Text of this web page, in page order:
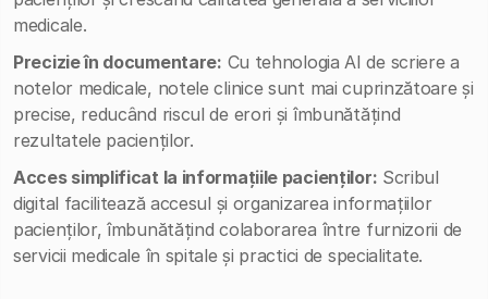
medicale.
Precizie în documentare: Cu tehnologia AI de scriere a
notelor medicale, notele clinice sunt mai cuprinzătoare și
precise, reducând riscul de erori și îmbunătățind
rezultatele pacienților.
Acces simplificat la informațiile pacienților: Scribul
digital facilitează accesul și organizarea informațiilor
pacienților, îmbunătățind colaborarea între furnizorii de
servicii medicale în spitale și practici de specialitate.